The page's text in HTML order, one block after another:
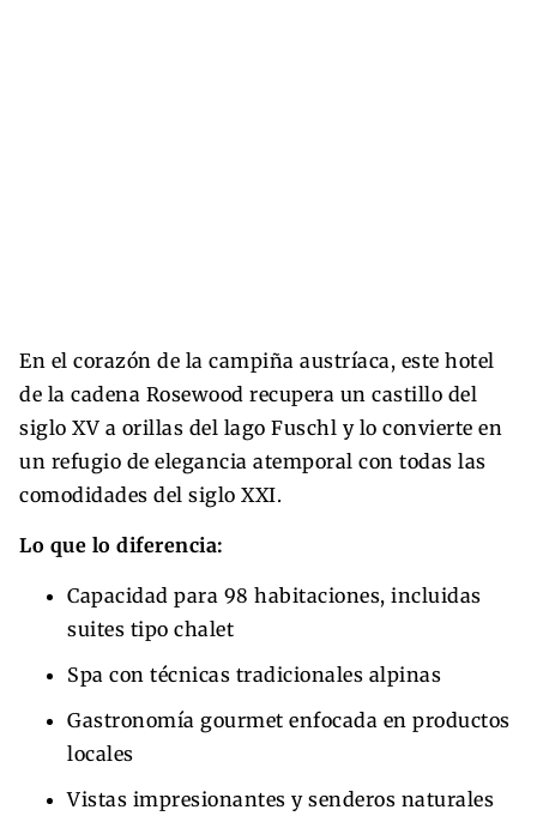
En el corazón de la campiña austríaca, este hotel
de la cadena Rosewood recupera un castillo del
siglo XV a orillas del lago Fuschl y lo convierte en
un refugio de elegancia atemporal con todas las
comodidades del siglo XXI.
Lo que lo diferencia:
Capacidad para 98 habitaciones, incluidas
suites tipo chalet
Spa con técnicas tradicionales alpinas
Gastronomía gourmet enfocada en productos
locales
Vistas impresionantes y senderos naturales